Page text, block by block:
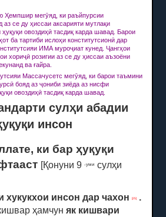
Ҳемпшир мегӯяд, ки раъйпурсии
аз се ду ҳиссаи аксарияти мутлақи
ҳуқуқи овоздиҳӣ тасдиқ карда шавад.Барои
ба тартиби ислоҳи конститутсионӣ дар
ИМА муроҷиат кунед.Ҷангҳои
хориҷӣ розигии аз се ду ҳиссаи аъзоёни
ва ғайра.
Массачусетс мегӯяд, ки барои таъмини
бояд аз ҷониби зиёда аз нисфи
овоздиҳӣ тасдиқ карда шавад.
сулҳи абадии
инсон
ки бар ҳуқуқи
[Қонуни 9-уми
сулҳи
хукукхои инсон дар чахон[25]
.
ҳамчуняк кишвари